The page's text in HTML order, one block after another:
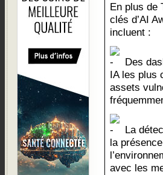
En plus de
clés d’AI
incluent :
Des
IA les plus
assets
La
la
avec les